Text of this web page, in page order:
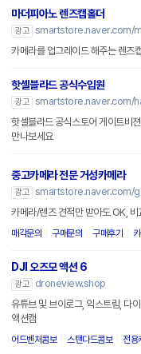
마더피아노 렌즈캡홀더
광고 smartstore.naver.com/
카메라를 업그레이드 해주는 렌즈
핫셀블라드 공식수입원
광고 smartstore.naver.com/
핫셀블라드 공식스토어 게이트비
만나보세요
중고카메라 전문 거성카메라
광고 smartstore.naver.com/
카메라/렌즈 견적만 받아도 OK, 비
매각문의 구매문의 구매후기
DJI 오즈모 액션 6
광고
droneview.shop
유튜브 및 브이로그, 익스트림, 다
액션캠
어드벤처콤보 스탠다드콤보 전용